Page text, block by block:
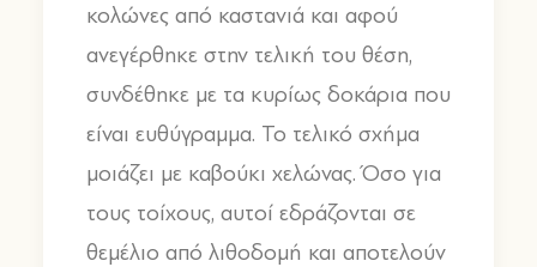
κολώνες από καστανιά και αφού
ανεγέρθηκε στην τελική του θέση,
συνδέθηκε με τα κυρίως δοκάρια που
είναι ευθύγραμμα. Το τελικό σχήμα
μοιάζει με καβούκι χελώνας. Όσο για
τους τοίχους, αυτοί εδράζονται σε
θεμέλιο από λιθοδομή και αποτελούν